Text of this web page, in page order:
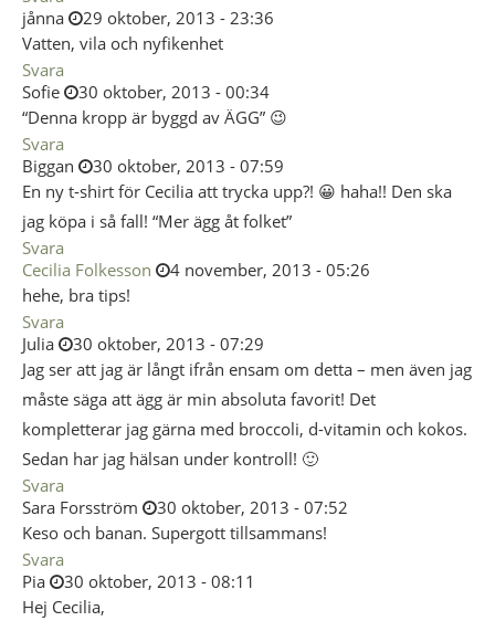
jånna
29 oktober, 2013 - 23:36
Vatten, vila och nyfikenhet
Svara
Sofie
30 oktober, 2013 - 00:34
“Denna kropp är byggd av ÄGG” 😉
Svara
Biggan
30 oktober, 2013 - 07:59
En ny t-shirt för Cecilia att trycka upp?! 😀 haha!! Den ska
jag köpa i så fall! “Mer ägg åt folket”
Svara
Cecilia Folkesson
4 november, 2013 - 05:26
hehe, bra tips!
Svara
Julia
30 oktober, 2013 - 07:29
Jag ser att jag är långt ifrån ensam om detta – men även jag
måste säga att ägg är min absoluta favorit! Det
kompletterar jag gärna med broccoli, d-vitamin och kokos.
Sedan har jag hälsan under kontroll! 🙂
Svara
Sara Forsström
30 oktober, 2013 - 07:52
Keso och banan. Supergott tillsammans!
Svara
Pia
30 oktober, 2013 - 08:11
Hej Cecilia,